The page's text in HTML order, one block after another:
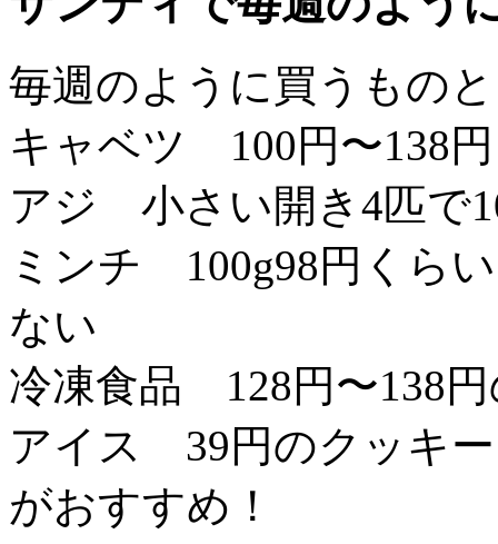
毎週のように買うもの
キャベツ 100円〜138
アジ 小さい開き4匹で
ミンチ 100g98円くら
ない
冷凍食品 128円〜138
アイス 39円のクッキ
がおすすめ！